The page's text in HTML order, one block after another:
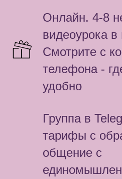
Онлайн. 4-8
видеоурока
Смотрите с
телефона -
удобно
Группа в
тарифы с
общение с